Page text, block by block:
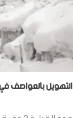
التهويل بالعواصف في